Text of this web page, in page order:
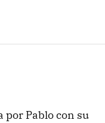
Pablo con su